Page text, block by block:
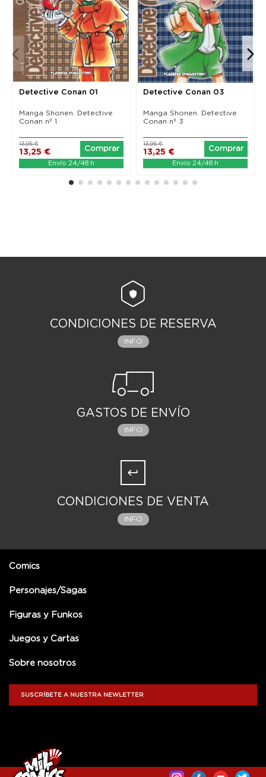
Detective Conan 01
Manga Shonen. Detective
Conan nº 1
13,25 €
13,95 €
Comprar
Envío 24/48 h
Detective Conan 03
Manga Shonen. Detective
Conan nº 3
13,25 €
13,95 €
Comprar
Envío 24/48 h
CONDICIONES DE RESERVA
INFO
GASTOS DE ENVÍO
INFO
CONDICIONES DE VENTA
INFO
Comics
Personajes/Sagas
Figuras y Funkos
Juegos y Cartas
Sobre nosotros
SUSCRÍBETE A NUESTRA NEWLETTER